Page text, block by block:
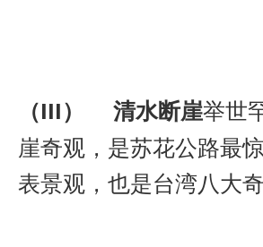
（III） 清水断崖举世
崖奇观，是苏花公路最
表景观，也是台湾八大奇